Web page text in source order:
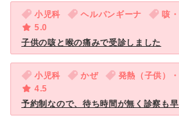
小児科 ヘルパンギーナ
咳
5.0
子供の咳と喉の痛みで受診しました
小児科 かぜ
発熱（子供）
4.5
予約制なので、待ち時間が無く診察も